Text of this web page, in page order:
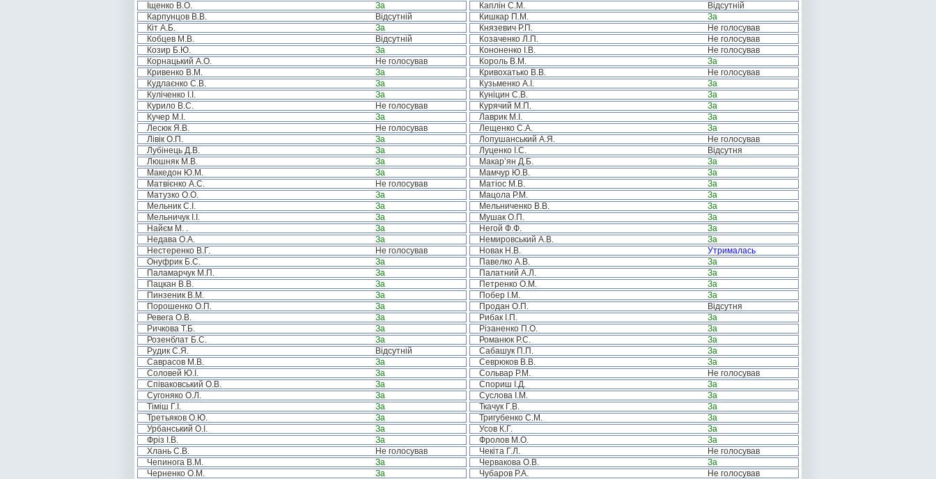
Іщенко В.О.
За Каплін С.М.
Відсутній
Карпунцов В.В.
Відсутній Кишкар П.М.
За
Кіт А.Б.
За Князевич Р.П.
Не голосував
Кобцев М.В.
Відсутній Козаченко Л.П.
Не голосував
Козир Б.Ю.
За Кононенко І.В.
Не голосував
Корнацький А.О.
Не голосував Король В.М.
За
Кривенко В.М.
За Кривохатько В.В.
Не голосував
Кудлаєнко С.В.
За Кузьменко А.І.
За
Куліченко І.І.
За Куніцин С.В.
За
Курило В.С.
Не голосував Курячий М.П.
За
Кучер М.І.
За Лаврик М.І.
За
Лесюк Я.В.
Не голосував Лещенко С.А.
За
Лівік О.П.
За Лопушанський А.Я.
Не голосував
Лубінець Д.В.
За Луценко І.С.
Відсутня
Люшняк М.В.
За Макар’ян Д.Б.
За
Македон Ю.М.
За Мамчур Ю.В.
За
Матвієнко А.С.
Не голосував Матіос М.В.
За
Матузко О.О.
За Мацола Р.М.
За
Мельник С.І.
За Мельниченко В.В.
За
Мельничук І.І.
За Мушак О.П.
За
Найєм М. .
За Негой Ф.Ф.
За
Недава О.А.
За Немировський А.В.
За
Нестеренко В.Г.
Не голосував Новак Н.В.
Утрималась
Онуфрик Б.С.
За Павелко А.В.
За
Паламарчук М.П.
За Палатний А.Л.
За
Пацкан В.В.
За Петренко О.М.
За
Пинзеник В.М.
За Побер І.М.
За
Порошенко О.П.
За Продан О.П.
Відсутня
Ревега О.В.
За Рибак І.П.
За
Ричкова Т.Б.
За Різаненко П.О.
За
Розенблат Б.С.
За Романюк Р.С.
За
Рудик С.Я.
Відсутній Сабашук П.П.
За
Саврасов М.В.
За Севрюков В.В.
За
Соловей Ю.І.
За Сольвар Р.М.
Не голосував
Співаковський О.В.
За Спориш І.Д.
За
Сугоняко О.Л.
За Суслова І.М.
За
Тіміш Г.І.
За Ткачук Г.В.
За
Третьяков О.Ю.
За Тригубенко С.М.
За
Урбанський О.І.
За Усов К.Г.
За
Фріз І.В.
За Фролов М.О.
За
Хлань С.В.
Не голосував Чекіта Г.Л.
Не голосував
Чепинога В.М.
За Червакова О.В.
За
Черненко О.М.
За Чубаров Р.А.
Не голосував